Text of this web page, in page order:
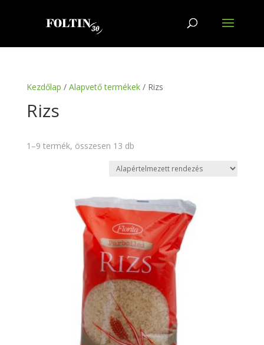
Kezdőlap / Alapvető termékek/ Rizs
Rizs
1–9 termék, összesen 13 db